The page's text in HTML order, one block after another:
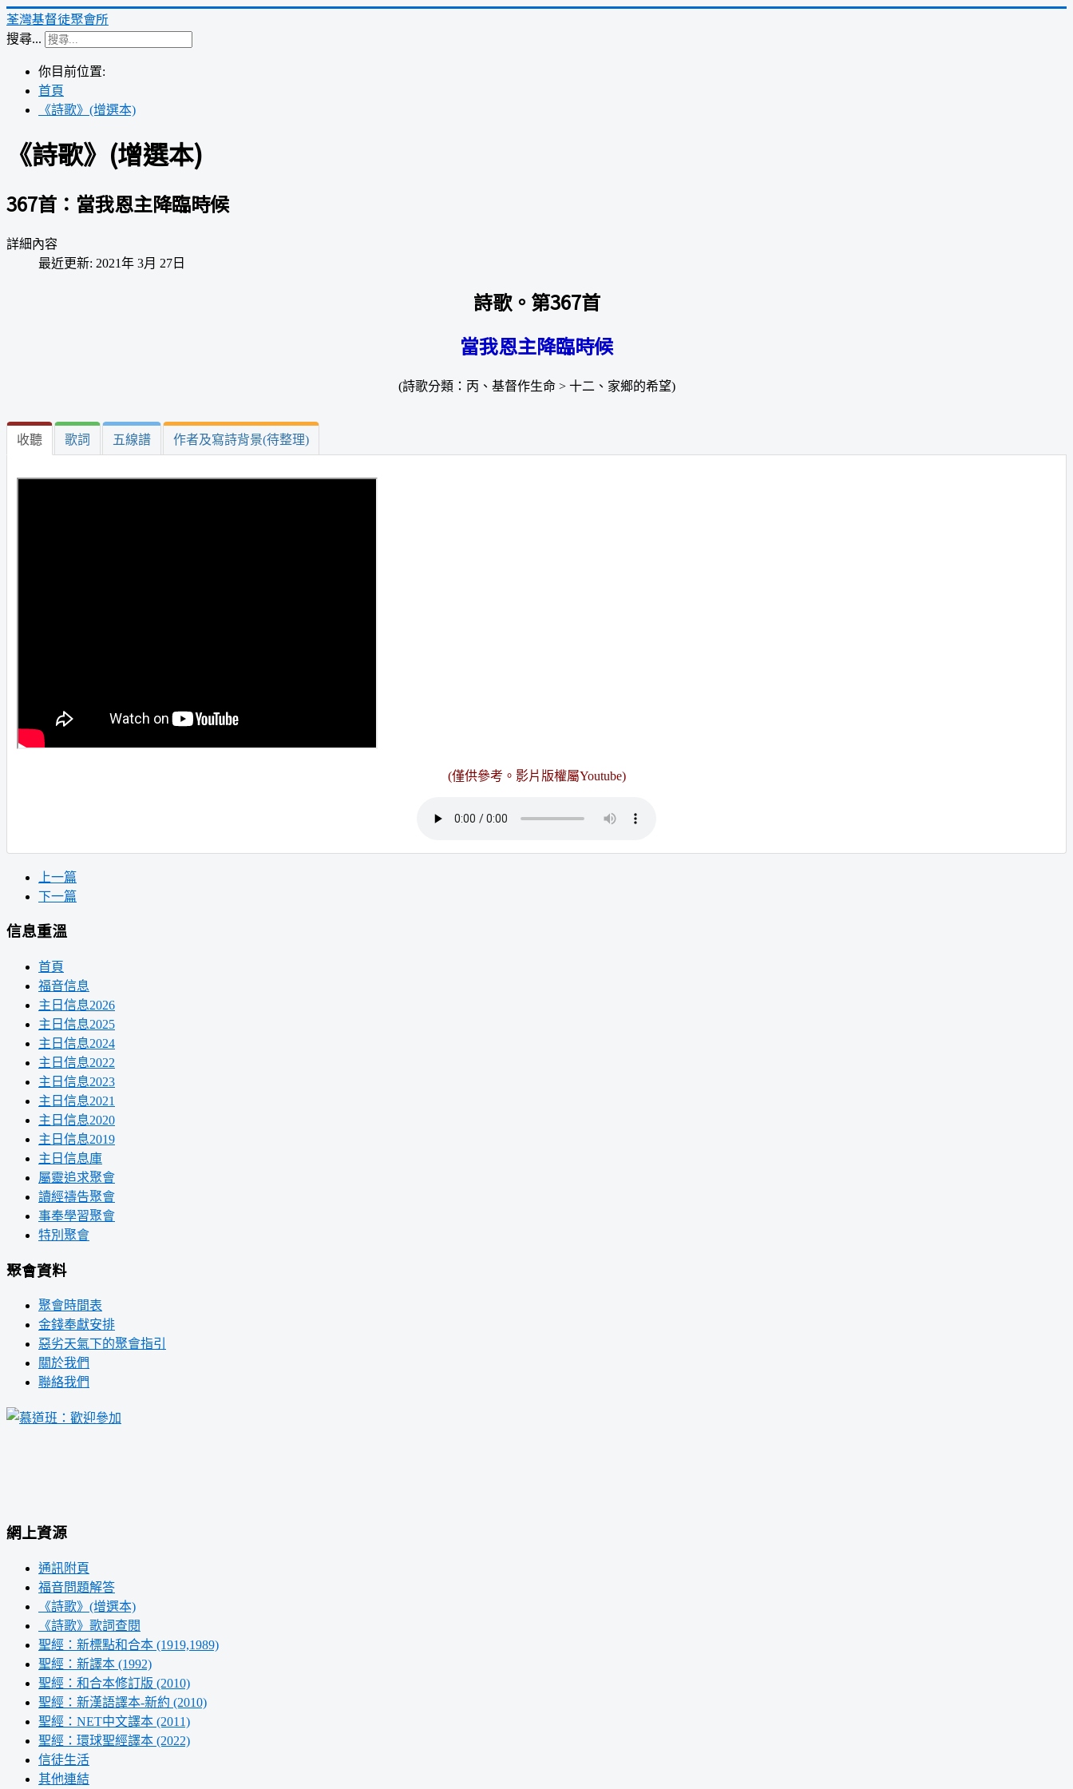
荃灣基督徒聚會所
搜尋...
你目前位置:
首頁
《詩歌》(增選本)
《詩歌》(增選本)
367首：當我恩主降臨時候
詳細內容
最近更新: 2021年 3月 27日
詩歌。第367首
當我恩主降臨時候
(詩歌分類：丙、基督作生命 > 十二、家鄉的希望)
收聽 歌詞 五線譜 作者及寫詩背景(待整理)
(僅供參考。影片版權屬Youtube)
上一篇
下一篇
信息重溫
首頁
福音信息
主日信息2026
主日信息2025
主日信息2024
主日信息2022
主日信息2023
主日信息2021
主日信息2020
主日信息2019
主日信息庫
屬靈追求聚會
讀經禱告聚會
事奉學習聚會
特別聚會
聚會資料
聚會時間表
金錢奉獻安排
惡劣天氣下的聚會指引
關於我們
聯絡我們
網上資源
通訊附頁
福音問題解答
《詩歌》(增選本)
《詩歌》歌詞查閱
聖經：新標點和合本 (1919,1989)
聖經：新譯本 (1992)
聖經：和合本修訂版 (2010)
聖經：新漢語譯本-新約 (2010)
聖經：NET中文譯本 (2011)
聖經：環球聖經譯本 (2022)
信徒生活
其他連結